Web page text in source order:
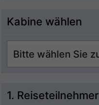
Kabine wählen
1. Reiseteilnehmer